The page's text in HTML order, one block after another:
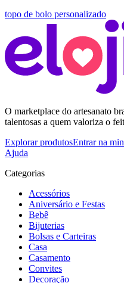
topo de bolo personalizado
O marketplace do artesanato
talentosas a quem valoriza o
Explorar produtosEntrar na
Ajuda
Categorias
Acessórios
Aniversário e Festas
Bebê
Bijuterias
Bolsas e Carteiras
Casa
Casamento
Convites
Decoração